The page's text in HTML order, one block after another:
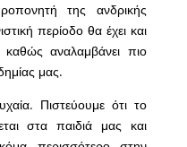
της ανδρικής
περίοδο θα έχει και
αναλαμβάνει πιο
μας.
Πιστεύουμε ότι το
στα παιδιά μας και